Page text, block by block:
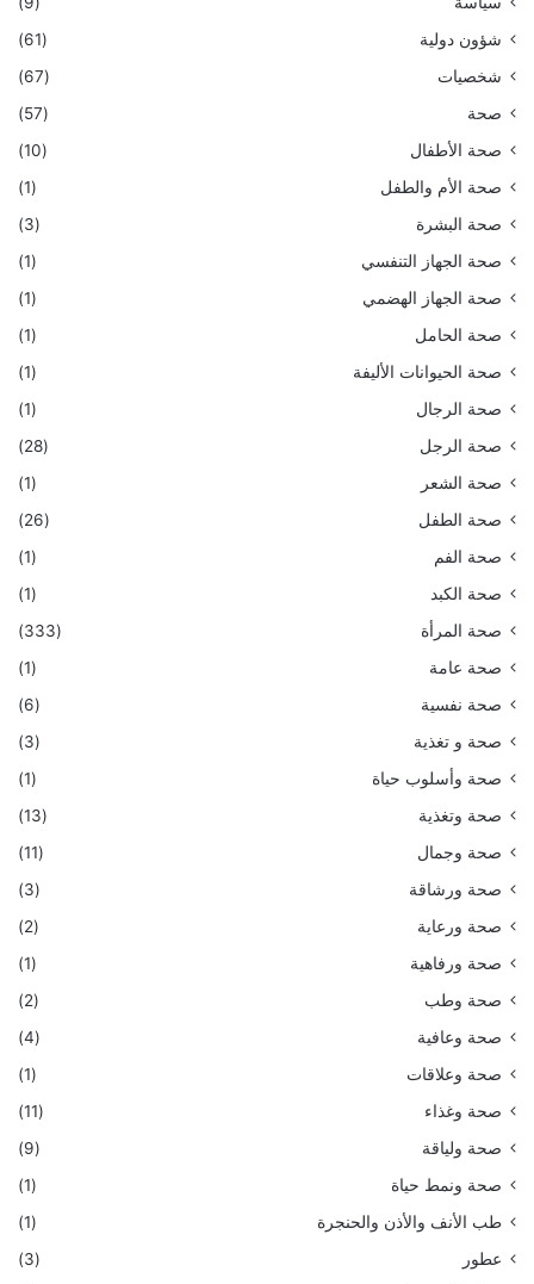
شؤون دولية
(61)
شخصيات
(67)
صحة
(57)
صحة الأطفال
(10)
صحة الأم والطفل
(1)
صحة البشرة
(3)
صحة الجهاز التنفسي
(1)
صحة الجهاز الهضمي
(1)
صحة الحامل
(1)
صحة الحيوانات الأليفة
(1)
صحة الرجال
(1)
صحة الرجل
(28)
صحة الشعر
(1)
صحة الطفل
(26)
صحة الفم
(1)
صحة الكبد
(1)
صحة المرأة
(333)
صحة عامة
(1)
صحة نفسية
(6)
صحة و تغذية
(3)
صحة وأسلوب حياة
(1)
صحة وتغذية
(13)
صحة وجمال
(11)
صحة ورشاقة
(3)
صحة ورعاية
(2)
صحة ورفاهية
(1)
صحة وطب
(2)
صحة وعافية
(4)
صحة وعلاقات
(1)
صحة وغذاء
(11)
صحة ولياقة
(9)
صحة ونمط حياة
(1)
طب الأنف والأذن والحنجرة
(1)
عطور
(3)